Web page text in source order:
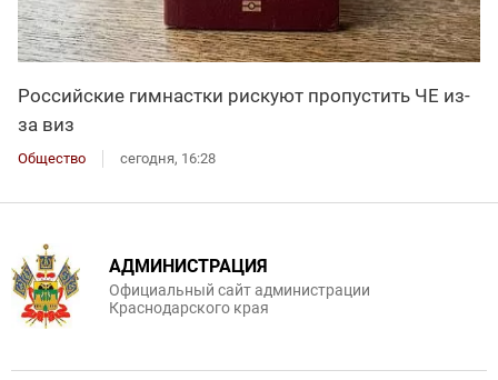
Российские гимнастки рискуют пропустить ЧЕ из-
за виз
Общество сегодня, 16:28
АДМИНИСТРАЦИЯ
Официальный сайт администрации
Краснодарского края